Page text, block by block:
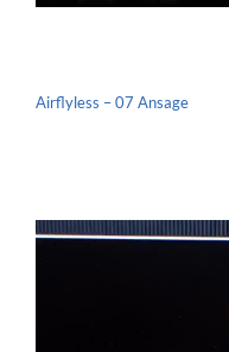
Airflyless – 07 Ansage